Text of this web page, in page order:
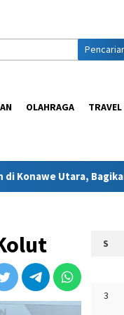
OLAHRAGA TRAVEL
Bagikan
S
3